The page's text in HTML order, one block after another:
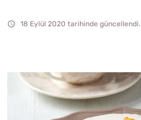
18 Eylül 2020 tarihinde güncellendi.